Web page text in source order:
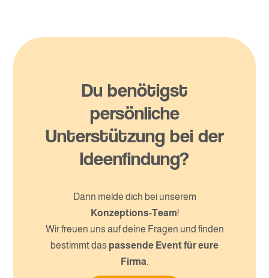
Du benötigst
persönliche
Unterstützung bei der
Ideenfindung?
Dann melde dich bei unserem
Konzeptions-Team!
Wir freuen uns auf deine Fragen und finden
bestimmt das passende Event für eure
Firma.